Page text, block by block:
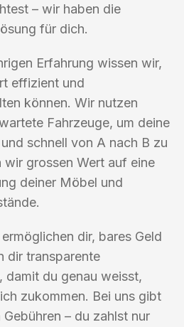
– wir haben die
für dich.
Erfahrung wissen wir,
effizient und
können. Wir nutzen
Fahrzeuge, um deine
schnell von A nach B zu
wir grossen Wert auf eine
deiner Möbel und
dir, bares Geld
dir transparente
damit du genau weisst,
zukommen. Bei uns gibt
– du zahlst nur